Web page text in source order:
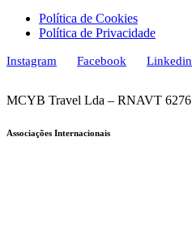
Política de Cookies
Política de Privacidade
Instagram Facebook Linkedin
MCYB Travel Lda – RNAVT 6276
Associações Internacionais